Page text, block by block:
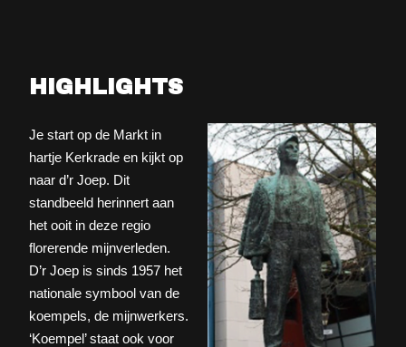
HIGHLIGHTS
Je start op de Markt in
hartje Kerkrade en kijkt op
naar d’r Joep. Dit
standbeeld herinnert aan
het ooit in deze regio
florerende mijnverleden.
D’r Joep is sinds 1957 het
nationale symbool van de
koempels, de mijnwerkers.
‘Koempel’ staat ook voor